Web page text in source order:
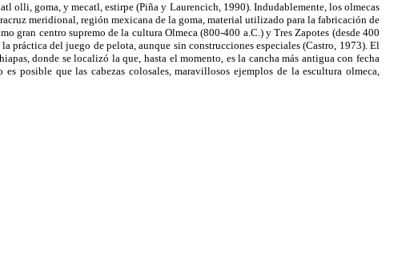
olli, goma, y mecatl, estirpe (Piña y Laurencich, 1990). Indudablemente, los olmecas
meridional, región mexicana de la goma, material utilizado para la fabricación de
gran centro supremo de la cultura Olmeca (800-400 a.C.) y Tres Zapotes (desde 400
práctica del juego de pelota, aunque sin construcciones especiales (Castro, 1973). El
donde se localizó la que, hasta el momento, es la cancha más antigua con fecha
posible que las cabezas colosales, maravillosos ejemplos de la escultura olmeca,